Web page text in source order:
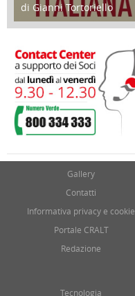
di Gianni Tortoriello
17 Marzo 2018
Gallery
Contatti
Informativa privacy e cookie
Portale CRALT
Redazione
Tecnologia